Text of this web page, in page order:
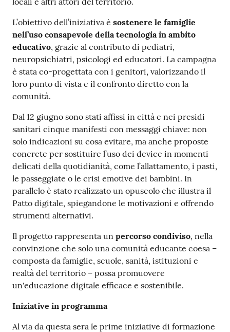
L’obiettivo dell’iniziativa è sostenere le famiglie
nell’uso consapevole della tecnologia in ambito
educativo, grazie al contributo di pediatri,
neuropsichiatri, psicologi ed educatori. La campagna
è stata co-progettata con i genitori, valorizzando il
loro punto di vista e il confronto diretto con la
comunità.
Dal 12 giugno sono stati affissi in città e nei presidi
sanitari cinque manifesti con messaggi chiave: non
solo indicazioni su cosa evitare, ma anche proposte
concrete per sostituire l’uso dei device in momenti
delicati della quotidianità, come l’allattamento, i pasti,
le passeggiate o le crisi emotive dei bambini. In
parallelo è stato realizzato un opuscolo che illustra il
Patto digitale, spiegandone le motivazioni e offrendo
strumenti alternativi.
Il progetto rappresenta un percorso condiviso, nella
convinzione che solo una comunità educante coesa –
composta da famiglie, scuole, sanità, istituzioni e
realtà del territorio – possa promuovere
un'educazione digitale efficace e sostenibile.
Iniziative in programma
Al via da questa sera le prime iniziative di formazione